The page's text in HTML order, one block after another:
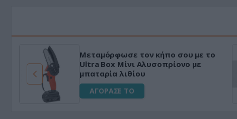
Μεταμόρφωσε τον κήπο σου με το
Ultra Box Μίνι Αλυσοπρίονο με
μπαταρία λιθίου
ΑΓΟΡΑΣΕ ΤΟ